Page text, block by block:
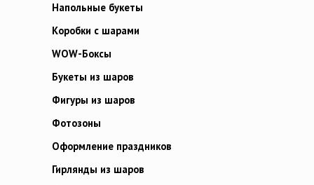
Напольные букеты
Коробки с шарами
WOW-Боксы
Букеты из шаров
Фигуры из шаров
Фотозоны
Оформление праздников
Гирлянды из шаров